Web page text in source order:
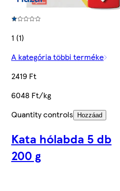
1 (1)
A kategória többi terméke
2419 Ft
6048 Ft/kg
Quantity controls
Hozzáad
Kata hólabda 5 db
200 g